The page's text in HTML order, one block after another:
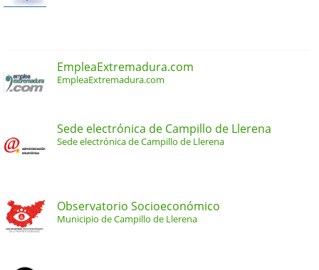
EmpleaExtremadura.com
EmpleaExtremadura.com
Sede electrónica de Campillo de Llerena
Sede electrónica de Campillo de Llerena
Observatorio Socioeconómico
Municipio de Campillo de Llerena